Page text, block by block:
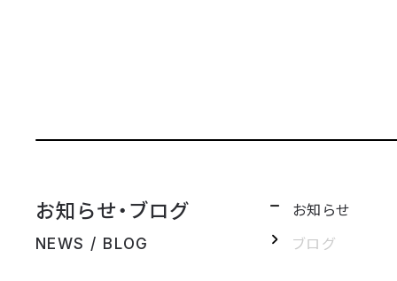
お知らせ・ブログ
NEWS / BLOG
お知らせ
ブログ